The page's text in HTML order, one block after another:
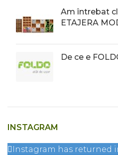
Am întrebat
ETAJERA
De ce e
INSTAGRAM
Instagram has returned